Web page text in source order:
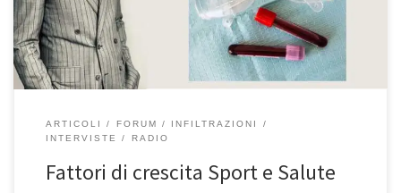
ascolto! L’altra volta abbiamo fatto una deviazione […]
ARTICOLI FORUM
INFILTRAZIONI
INTERVISTE
RADIO
Fattori di crescita Sport e Salute